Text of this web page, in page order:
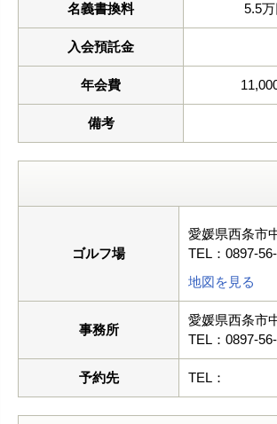
名義書換料 5.5
入会預託金
年会費
備考
ゴルフ場
愛媛県西条市
TEL：0897-
地図を見る
事務所
愛媛県西条市
TEL：0897-
予約先 TEL：